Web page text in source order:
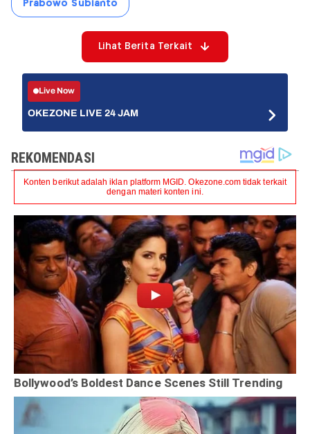
Prabowo Subianto
Lihat Berita Terkait
Live Now
OKEZONE LIVE 24 JAM